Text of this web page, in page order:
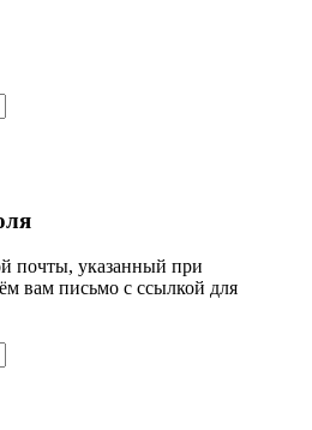
почты, указанный при
вам письмо с ссылкой для